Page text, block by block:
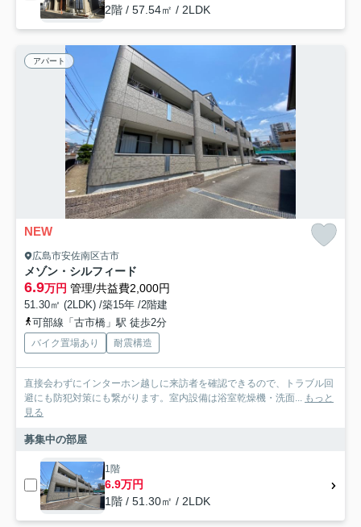
2階 / 57.54㎡ / 2LDK
アパート
NEW
広島市安佐南区古市
メゾン・シルフィード
6.9万円 管理/共益費2,000円
51.30㎡ (2LDK) /築15年 /2階建
可部線「古市橋」駅 徒歩2分
バイク置場あり 耐震構造
直接会わずにインターホン越しに来訪者を確認できるので、トラブル回
避にも防犯対策にも繋がります。室内設備は浴室乾燥機・洗面... もっと
見る
募集中の部屋
1階
6.9万円
1階 / 51.30㎡ / 2LDK